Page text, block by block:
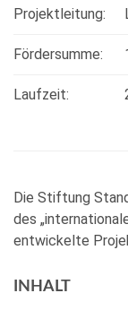
Projektleitung:
Fördersumme:
Laufzeit:
Die Stiftung
des
entwickelte
INHALT